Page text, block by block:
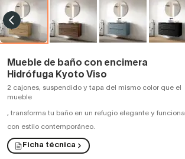
Mueble de baño con encimera
Hidrófuga Kyoto Viso
2 cajones, suspendido y tapa del mismo color que el
mueble
, transforma tu baño en un refugio elegante y funcional
con estilo contemporáneo.
Ficha técnica